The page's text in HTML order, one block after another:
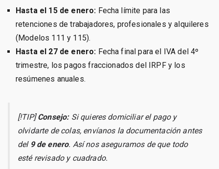
Hasta el 15 de enero: Fecha límite para las
retenciones de trabajadores, profesionales y alquileres
(Modelos 111 y 115).
Hasta el 27 de enero: Fecha final para el IVA del 4º
trimestre, los pagos fraccionados del IRPF y los
resúmenes anuales.
[!TIP]Consejo:Si quieres domiciliar el pago y
olvidarte de colas, envíanos la documentación antes
del 9 de enero. Así nos aseguramos de que todo
esté revisado y cuadrado.